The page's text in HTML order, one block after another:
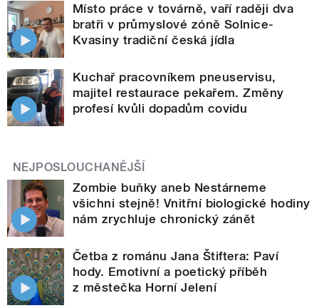
Místo práce v továrně, vaří raději dva
bratři v průmyslové zóně Solnice-
Kvasiny tradiční česká jídla
Kuchař pracovníkem pneuservisu,
majitel restaurace pekařem. Změny
profesí kvůli dopadům covidu
NEJPOSLOUCHANĚJŠÍ
Zombie buňky aneb Nestárneme
všichni stejně! Vnitřní biologické hodiny
nám zrychluje chronický zánět
Četba z románu Jana Štiftera: Paví
hody. Emotivní a poetický příběh
z městečka Horní Jelení